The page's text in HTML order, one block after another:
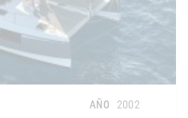
AÑO 2002